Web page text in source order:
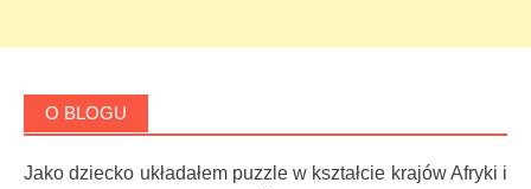
O BLOGU
Jako dziecko układałem puzzle w kształcie krajów Afryki i